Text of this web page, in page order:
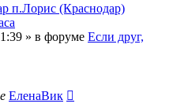
п.Лорис (Краснодар)
» в форуме Если друг,
ЕленаВик